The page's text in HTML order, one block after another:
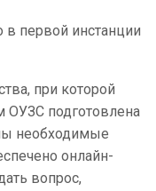
в первой инстанции
при которой
ОУЗС подготовлена
необходимые
онлайн-
вопрос,